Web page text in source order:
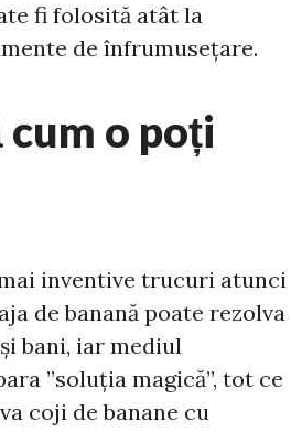
fi folosită atât la
de înfrumusețare.
cum o poți
inventive trucuri atunci
de banană poate rezolva
bani, iar mediul
”soluția magică”, tot ce
coji de banane cu